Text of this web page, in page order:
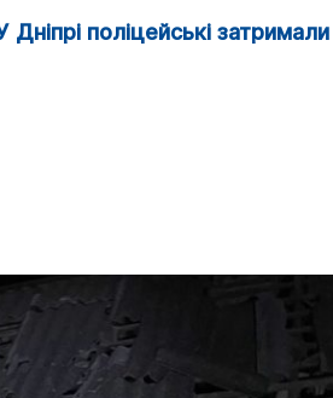
поліцейські затримали